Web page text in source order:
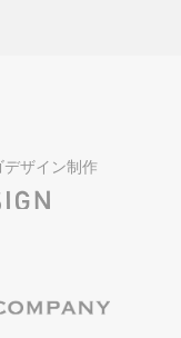
ザイン制作